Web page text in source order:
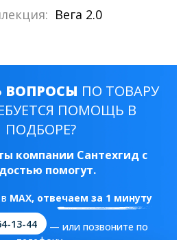
Вега 2.0
ВОПРОСЫ ПО ТОВАРУ
ПОМОЩЬ В
ПОДБОРЕ?
компании Сантехгид с
помогут.
MAX, отвечаем за 1 минуту
13-44
— или позвоните по